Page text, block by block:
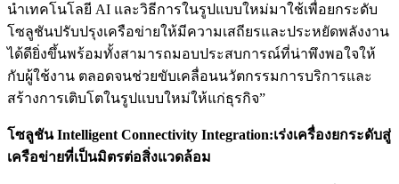
นำเทคโนโลยี AI และวิธีการในรูปแบบใหม่มาใช้เพื่อยกระดับ
โซลูชันปรับปรุงเครือข่ายให้มีความเสถียรและประหยัดพลังงาน
ได้ดียิ่งขึ้นพร้อมทั้งสามารถมอบประสบการณ์ที่น่าพึงพอใจให้
กับผู้ใช้งาน ตลอดจนช่วยขับเคลื่อนนวัตกรรมการบริการและ
สร้างการเติบโตในรูปแบบใหม่ให้แก่ธุรกิจ”
โซลูชันIntelligent Connectivity Integration:เร่งเครื่องยกระดับสู่
เครือข่ายที่เป็นมิตรต่อสิ่งแวดล้อม